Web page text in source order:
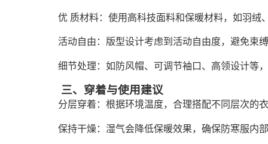
优 质材料：使用高科技面料和保暖材料，如羽绒
活动自由：版型设计考虑到活动自由度，避免束
细节处理：如防风帽、可调节袖口、高领设计等
三、穿着与使用建议
分层穿着：根据环境温度，合理搭配不同层次的
保持干燥：湿气会降低保暖效果，确保防寒服内